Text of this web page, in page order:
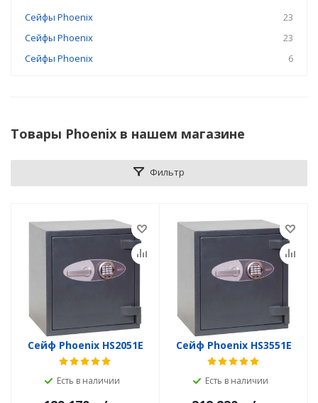
Сейфы Phoenix
23
Сейфы Phoenix
23
Сейфы Phoenix
6
Товары Phoenix в нашем магазине
Фильтр
Сейф Phoenix HS2051E
Есть в наличии
Сейф Phoenix HS3551E
Есть в наличии